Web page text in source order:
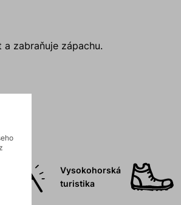
zabraňuje zápachu.
Vysokohorská
turistika